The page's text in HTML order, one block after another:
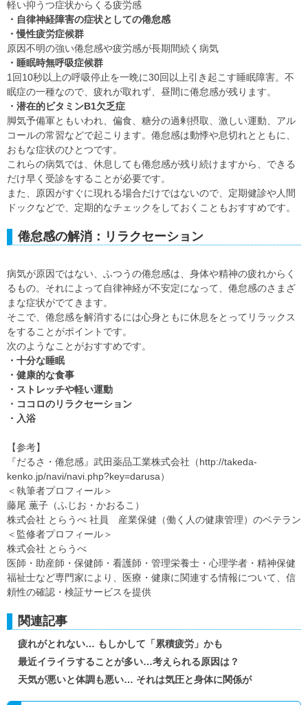
軽い抑うつ症状からくる疲労感
・自律神経障害の症状としての倦怠感
・慢性疲労症候群
原因不明の強い倦怠感や疲労感が長期間続く病気
・睡眠時無呼吸症候群
1回10秒以上の呼吸停止を一晩に30回以上引き起こす睡眠障害。不
眠症の一種なので、疲れが取れず、昼間に倦怠感が残ります。
・潜在的ビタミンB1欠乏症
脚気予備軍ともいわれ、偏食、糖分の過剰摂取、激しい運動、アル
コールの常習などで起こります。倦怠感は動悸や息切れとともに、
おもな症状のひとつです。
これらの病気では、休息しても倦怠感が残り続けますから、できる
だけ早く受診をすることが必要です。
また、原因がすぐに現れる場合だけではないので、定期健診や人間
ドックなどで、定期的なチェックをしておくこともおすすめです。
倦怠感の解消：リラクセーション
病気が原因ではない、ふつうの倦怠感は、身体や精神の疲れからく
るもの。それによって自律神経が不安定になって、倦怠感のさまざ
まな症状がでてきます。
そこで、倦怠感を解消するには心身ともに休息をとってリラックス
をすることがポイントです。
次のようなことがおすすめです。
・十分な睡眠
・健康的な食事
・ストレッチや軽い運動
・ココロのリラクセーション
・入浴
【参考】
『だるさ・倦怠感』武田薬品工業株式会社（http://takeda-
kenko.jp/navi/navi.php?key=darusa）
＜執筆者プロフィール＞
藤尾 薫子（ふじお・かおるこ）
株式会社 とらうべ 社員 産業保健（働く人の健康管理）のベテラン
＜監修者プロフィール＞
株式会社 とらうべ
医師・助産師・保健師・看護師・管理栄養士・心理学者・精神保健
福祉士など専門家により、医療・健康に関連する情報について、信
頼性の確認・検証サービスを提供
関連記事
疲れがとれない… もしかして「累積疲労」かも
最近イライラすることが多い…考えられる原因は？
天気が悪いと体調も悪い… それは気圧と身体に関係が